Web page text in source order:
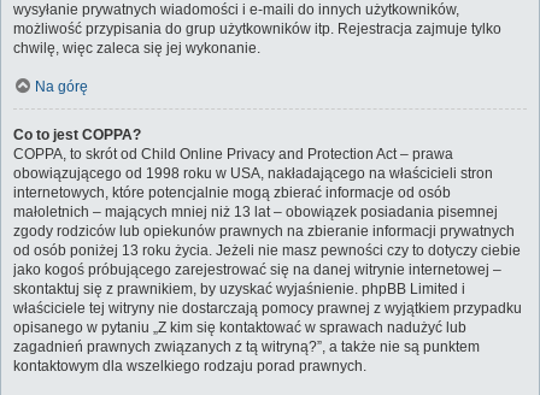
wysyłanie prywatnych wiadomości i e-maili do innych użytkowników,
możliwość przypisania do grup użytkowników itp. Rejestracja zajmuje tylko
chwilę, więc zaleca się jej wykonanie.
Na górę
Co to jest COPPA?
COPPA, to skrót od Child Online Privacy and Protection Act – prawa
obowiązującego od 1998 roku w USA, nakładającego na właścicieli stron
internetowych, które potencjalnie mogą zbierać informacje od osób
małoletnich – mających mniej niż 13 lat – obowiązek posiadania pisemnej
zgody rodziców lub opiekunów prawnych na zbieranie informacji prywatnych
od osób poniżej 13 roku życia. Jeżeli nie masz pewności czy to dotyczy ciebie
jako kogoś próbującego zarejestrować się na danej witrynie internetowej –
skontaktuj się z prawnikiem, by uzyskać wyjaśnienie. phpBB Limited i
właściciele tej witryny nie dostarczają pomocy prawnej z wyjątkiem przypadku
opisanego w pytaniu „Z kim się kontaktować w sprawach nadużyć lub
zagadnień prawnych związanych z tą witryną?”, a także nie są punktem
kontaktowym dla wszelkiego rodzaju porad prawnych.